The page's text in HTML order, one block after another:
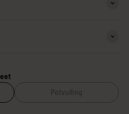
Potvulling